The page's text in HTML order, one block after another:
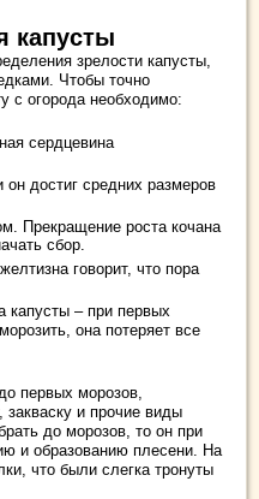
капусты
зрелости капусты,
Чтобы точно
с огорода необходимо:
сердцевина
достиг средних размеров
Прекращение роста кочана
сбор.
говорит, что пора
капусты – при первых
она потеряет все
первых морозов,
закваску и прочие виды
до морозов, то он при
и образованию плесени. На
что были слегка тронуты